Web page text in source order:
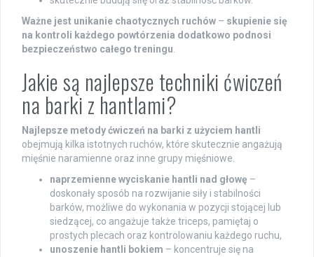
Ważne jest unikanie chaotycznych ruchów – skupienie się
na kontroli każdego powtórzenia dodatkowo podnosi
bezpieczeństwo całego treningu.
Jakie są najlepsze techniki ćwiczeń
na barki z hantlami?
Najlepsze metody ćwiczeń na barki z użyciem hantli
obejmują kilka istotnych ruchów, które skutecznie angażują
mięśnie naramienne oraz inne grupy mięśniowe.
naprzemienne wyciskanie hantli nad głowę –
doskonały sposób na rozwijanie siły i stabilności
barków, możliwe do wykonania w pozycji stojącej lub
siedzącej, co angażuje także triceps, pamiętaj o
prostych plecach oraz kontrolowaniu każdego ruchu,
unoszenie hantli bokiem – koncentruje się na